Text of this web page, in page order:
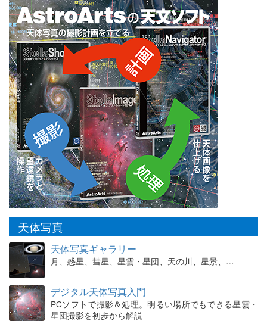
天体写真
天体写真ギャラリー
月、惑星、彗星、星雲・星団、天の川、星景、…
デジタル天体写真入門
PCソフトで撮影＆処理。明るい場所でもできる星雲・
星団撮影を初歩から解説